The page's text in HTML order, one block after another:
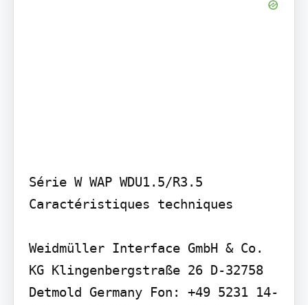
Série W WAP WDU1.5/R3.5
Caractéristiques techniques
Weidmüller Interface GmbH & Co.
KG Klingenbergstraße 26 D-32758
Detmold Germany Fon: +49 5231 14-